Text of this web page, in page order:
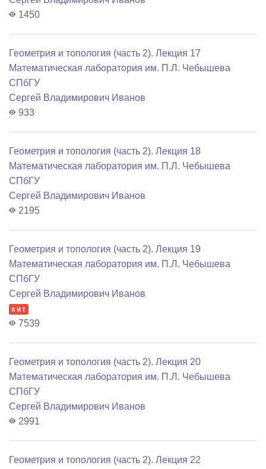
1450
Геометрия и топология (часть 2). Лекция 17
Математичеcкая лаборатория им. П.Л. Чебышева
СПбГУ
Сергей Владимирович Иванов
933
Геометрия и топология (часть 2). Лекция 18
Математичеcкая лаборатория им. П.Л. Чебышева
СПбГУ
Сергей Владимирович Иванов
2195
Геометрия и топология (часть 2). Лекция 19
Математичеcкая лаборатория им. П.Л. Чебышева
СПбГУ
Сергей Владимирович Иванов
хит
7539
Геометрия и топология (часть 2). Лекция 20
Математичеcкая лаборатория им. П.Л. Чебышева
СПбГУ
Сергей Владимирович Иванов
2991
Геометрия и топология (часть 2). Лекция 22